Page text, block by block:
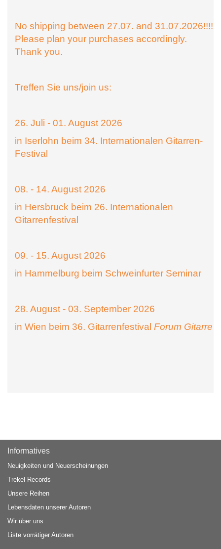
No shipping between 27.07. and 31.07.2026!!!!
Please plan your purchases accordingly.
Thank you.
Treffen Sie uns/join us:
26. Juli - 01. August 2026
in Iserlohn beim 34. Internationalen Gitarren-
Festival
08. - 14. August 2026
in Hersbruck beim 26. Internationalen
Gitarrenfestival
09. - 15. August 2026
in Hammelburg beim Schweinfurter Seminar
28. August - 03. September 2026
in Wien beim 36. Gitarrenfestival Forum Gitarre
Informatives
Neuigkeiten und Neuerscheinungen
Trekel Records
Unsere Reihen
Lebensdaten unserer Autoren
Wir über uns
Liste vorrätiger Autoren